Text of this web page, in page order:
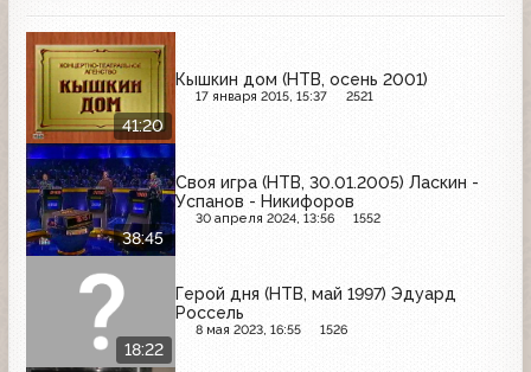
41:20
Кышкин дом (НТВ, осень 2001)
17 января 2015, 15:37 2521
38:45
Своя игра (НТВ, 30.01.2005) Ласкин -
Успанов - Никифоров
30 апреля 2024, 13:56 1552
18:22
Герой дня (НТВ, май 1997) Эдуард
Россель
8 мая 2023, 16:55 1526